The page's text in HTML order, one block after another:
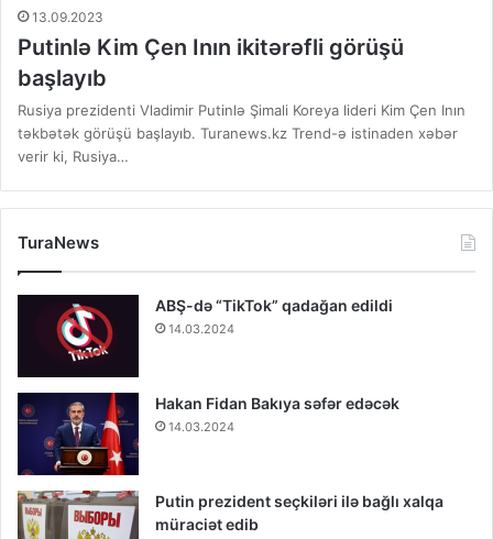
13.09.2023
Putinlə Kim Çen Inın ikitərəfli görüşü
başlayıb
Rusiya prezidenti Vladimir Putinlə Şimali Koreya lideri Kim Çen Inın
təkbətək görüşü başlayıb. Turanews.kz Trend-ə istinaden xəbər
verir ki, Rusiya…
TuraNews
ABŞ-də “TikTok” qadağan edildi
14.03.2024
Hakan Fidan Bakıya səfər edəcək
14.03.2024
Putin prezident seçkiləri ilə bağlı xalqa
müraciət edib